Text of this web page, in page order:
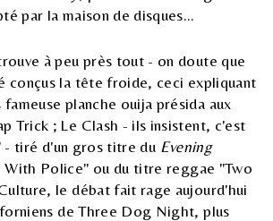
par la maison de disques...
à peu près tout - on doute que
conçus la tête froide, ceci expliquant
fameuse planche ouija présida aux
Trick ; Le Clash - ils insistent, c'est
- tiré d'un gros titre du Evening
With Police" ou du titre reggae "Two
le débat fait rage aujourd'hui
de Three Dog Night, plus